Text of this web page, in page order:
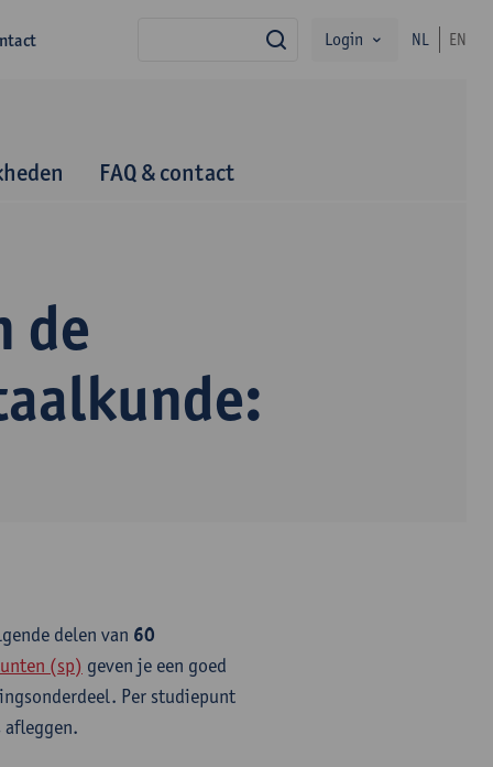
zoekLogin NL EN
FAQ & contact
de
delen van 60
(sp) geven je een goed
Per studiepunt
afleggen.